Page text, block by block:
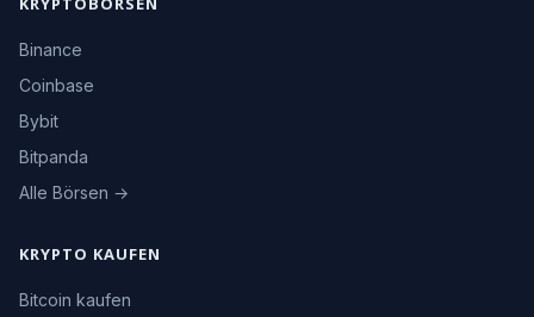
Binance
Coinbase
Bybit
Bitpanda
Alle Börsen →
KRYPTO KAUFEN
Bitcoin kaufen